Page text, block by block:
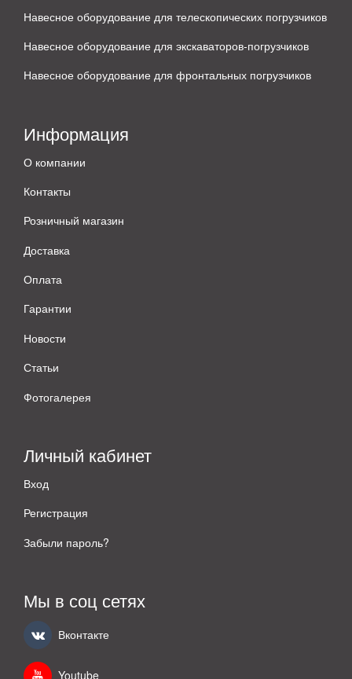
Навесное оборудование для телескопических погрузчиков
Навесное оборудование для экскаваторов-погрузчиков
Навесное оборудование для фронтальных погрузчиков
Информация
О компании
Контакты
Розничный магазин
Доставка
Оплата
Гарантии
Новости
Статьи
Фотогалерея
Личный кабинет
Вход
Регистрация
Забыли пароль?
Мы в соц сетях
Вконтакте
Youtube